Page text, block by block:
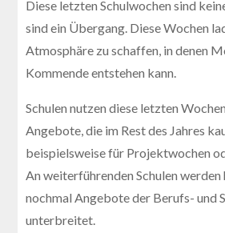
Diese letzten Schulwochen sind
sind ein Übergang. Diese Wochen
Atmosphäre zu schaffen, in denen
Kommende entstehen kann.
Schulen nutzen diese letzten
Angebote, die im Rest des Jahres
beispielsweise für Projektwochen
An weiterführenden Schulen werden
nochmal Angebote der Berufs- und
unterbreitet.